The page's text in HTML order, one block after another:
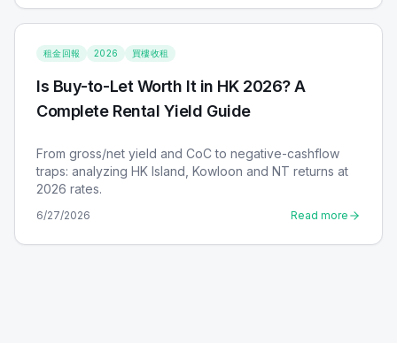
租金回報 2026 買樓收租
Is Buy-to-Let Worth It in HK 2026? A
Complete Rental Yield Guide
From gross/net yield and CoC to negative-cashflow
traps: analyzing HK Island, Kowloon and NT returns at
2026 rates.
6/27/2026 Read more